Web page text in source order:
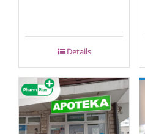
Details